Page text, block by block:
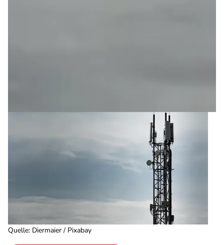
Quelle: Diermaier / Pixabay